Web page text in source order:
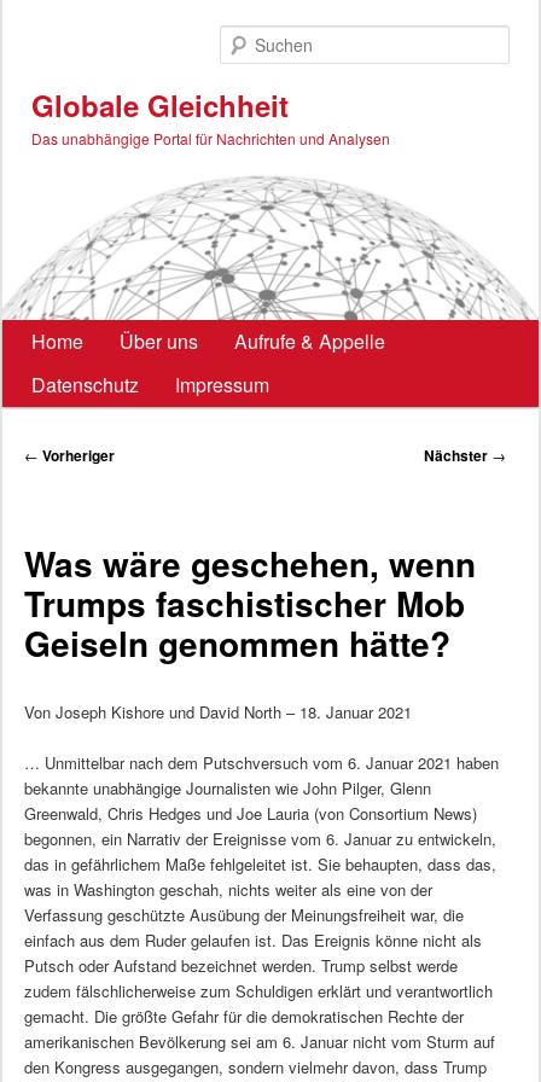
Globale Gleichheit
Das unabhängige Portal für Nachrichten und Analysen
Hauptmenü
Home Über uns
Aufrufe & Appelle
Datenschutz
Impressum
Beitragsnavigation
← Vorheriger Nächster →
Was wäre geschehen, wenn
Trumps faschistischer Mob
Geiseln genommen hätte?
Von Joseph Kishore und David North – 18. Januar 2021
… Unmittelbar nach dem Putschversuch vom 6. Januar 2021 haben
bekannte unabhängige Journalisten wie John Pilger, Glenn
Greenwald, Chris Hedges und Joe Lauria (von Consortium News)
begonnen, ein Narrativ der Ereignisse vom 6. Januar zu entwickeln,
das in gefährlichem Maße fehlgeleitet ist. Sie behaupten, dass das,
was in Washington geschah, nichts weiter als eine von der
Verfassung geschützte Ausübung der Meinungsfreiheit war, die
einfach aus dem Ruder gelaufen ist. Das Ereignis könne nicht als
Putsch oder Aufstand bezeichnet werden. Trump selbst werde
zudem fälschlicherweise zum Schuldigen erklärt und verantwortlich
gemacht. Die größte Gefahr für die demokratischen Rechte der
amerikanischen Bevölkerung sei am 6. Januar nicht vom Sturm auf
den Kongress ausgegangen, sondern vielmehr davon, dass Trump